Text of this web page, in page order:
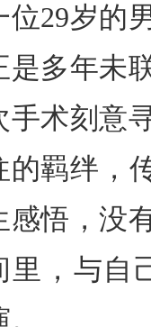
位29岁的
是多年未
手术刻意
的羁绊，
感悟，没
里，与自